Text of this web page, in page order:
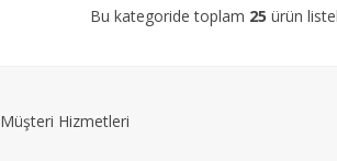
Bu kategoride toplam 25 ürün
Müşteri Hizmetleri